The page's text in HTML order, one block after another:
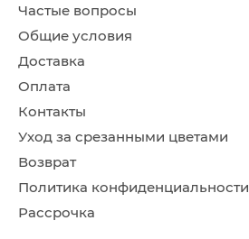
Частые вопросы
Общие условия
Доставка
Оплата
Контакты
Уход за срезанными цветами
Возврат
Политика конфиденциальности
Рассрочка